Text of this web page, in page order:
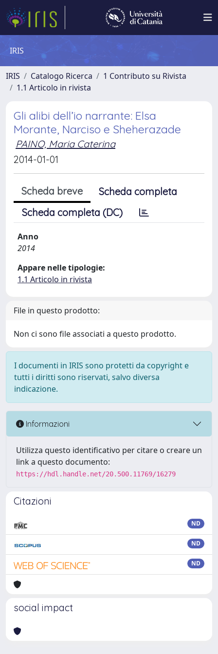
IRIS
IRIS Catalogo Ricerca
1 Contributo su Rivista
1.1 Articolo in rivista
Gli alibi dell’io narrante: Elsa
Morante, Narciso e Sheherazade
PAINO, Maria Caterina
2014-01-01
Scheda breve
Scheda completa
Scheda completa (DC)
Anno
2014
Appare nelle tipologie:
1.1 Articolo in rivista
File in questo prodotto:
Non ci sono file associati a questo prodotto.
I documenti in IRIS sono protetti da copyright e
tutti i diritti sono riservati, salvo diversa
indicazione.
Informazioni
Utilizza questo identificativo per citare o creare un
link a questo documento:
https://hdl.handle.net/20.500.11769/16279
Citazioni
ND
ND
ND
social impact